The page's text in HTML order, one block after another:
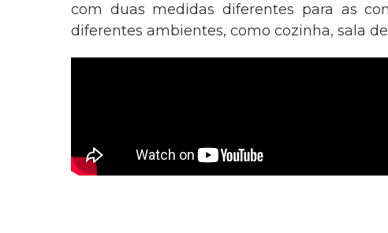
com duas medidas diferentes para as
diferentes ambientes, como cozinha, sala